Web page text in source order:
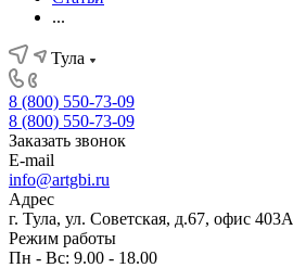
...
Тула
8 (800) 550-73-09
8 (800) 550-73-09
Заказать звонок
E-mail
info@artgbi.ru
Адрес
г. Тула, ул. Советская, д.67, офис 403А
Режим работы
Пн - Вс: 9.00 - 18.00